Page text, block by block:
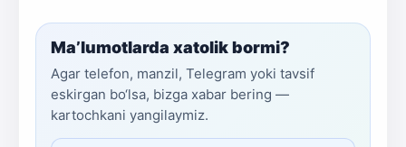
Ma’lumotlarda xatolik bormi?
Agar telefon, manzil, Telegram yoki tavsif
eskirgan bo‘lsa, bizga xabar bering —
kartochkani yangilaymiz.